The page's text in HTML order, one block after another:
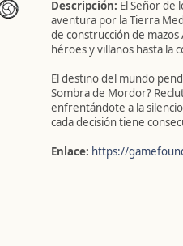
Descripción: El Señor de
aventura por la Tierra
de construcción de
héroes y villanos hasta la
El destino del mundo
Sombra de Mordor?
enfrentándote a la
cada decisión tiene
Enlace: https://